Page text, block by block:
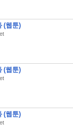
(웹툰)
(웹툰)
(웹툰)